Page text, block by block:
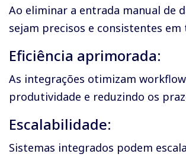
Ao eliminar a entrada manual de
sejam precisos e consistentes em
Eficiência aprimorada:
As integrações otimizam
produtividade e reduzindo os
Escalabilidade:
Sistemas integrados podem